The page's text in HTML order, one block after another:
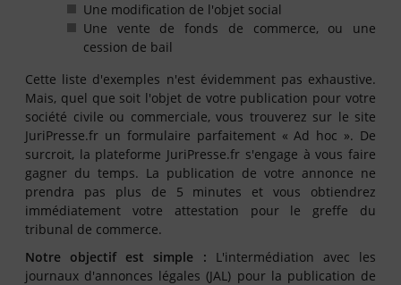
Une modification de l'objet social
Une vente de fonds de commerce, ou une
cession de bail
Cette liste d'exemples n'est évidemment pas exhaustive.
Mais, quel que soit l'objet de votre publication pour votre
société civile ou commerciale, vous trouverez sur le site
JuriPresse.fr un formulaire parfaitement « Ad hoc ». De
surcroit, la plateforme JuriPresse.fr s'engage à vous faire
gagner du temps. La publication de votre annonce ne
prendra pas plus de 5 minutes et vous obtiendrez
immédiatement votre attestation pour le greffe du
tribunal de commerce.
Notre objectif est simple : L'intermédiation avec les
journaux d'annonces légales (JAL) pour la publication de